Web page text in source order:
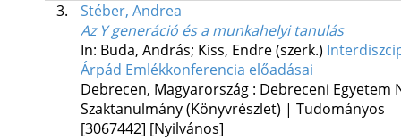
3.
Stéber, Andrea
Az Y generáció és a munkahelyi tanulás
In: Buda, András; Kiss, Endre (szerk.)
Árpád Emlékkonferencia előadásai
Debrecen, Magyarország : Debreceni Egyetem
Szaktanulmány (Könyvrészlet) | Tudományos
[3067442] [Nyilvános]